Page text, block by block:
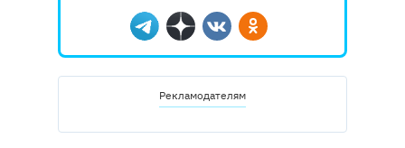
Telegram
ДзенВконтактеОдноклассники
Рекламодателям